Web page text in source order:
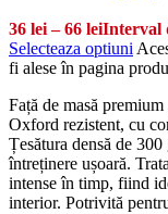
36 lei – 66 leiInterval
Selecteaza optiuni
fi alese în pagina
Față de masă
Oxford rezistent, cu
Țesătura densă de
întreținere ușoară.
intense în timp, fiind
interior. Potrivită